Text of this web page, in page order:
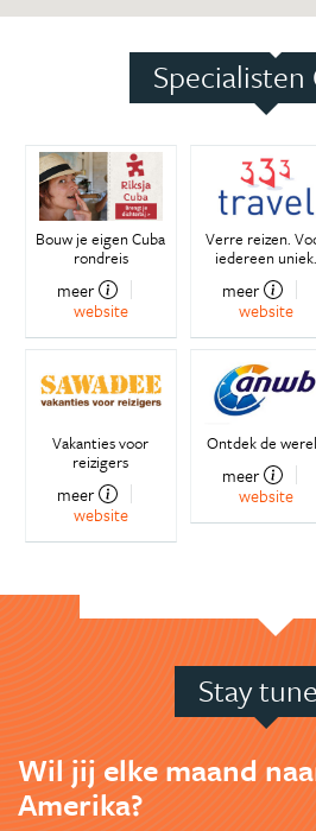
Specialisten
Bouw je eigen Cuba
rondreis
meer
website
Verre reizen.
iedereen uniek.
meer
website
Vakanties voor
reizigers
meer
website
Ontdek de
meer
website
Stay
Wil jij elke maand
Amerika?